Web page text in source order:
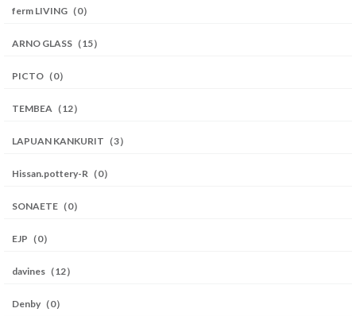
ferm LIVING（0）
ARNO GLASS（15）
PICTO（0）
TEMBEA（12）
LAPUAN KANKURIT（3）
Hissan.pottery-R（0）
SONAETE（0）
EJP（0）
davines（12）
Denby（0）